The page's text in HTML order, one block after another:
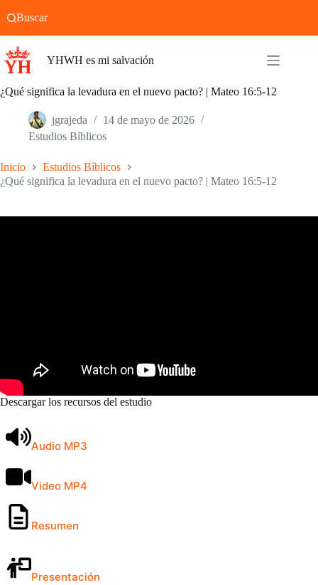
Buscar
YHWH es mi salvación
¿Qué significa la levadura en el nuevo pacto? | Mateo 16:5-12
jgrajeda
14 de mayo de 2026
Estudios Bíblicos
Inicio
Estudios Bíblicos
¿Qué significa la levadura en el nuevo pacto? | Mateo 16:5-12
Descargar los recursos del estudio
Audio MP3
Video MP4
Resumen
Presentación